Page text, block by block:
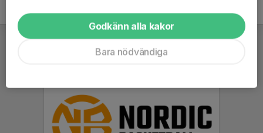
Godkänn alla kakor
Bara nödvändiga